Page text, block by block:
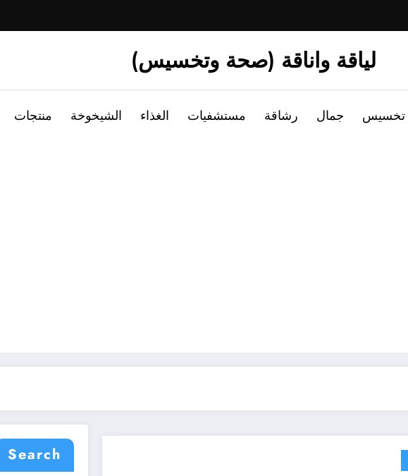
لياقة واناقة (صحة وتخسيس)
تخسيس جمال رشاقة مستشفيات الغذاء الشيخوخة منتجات
Search